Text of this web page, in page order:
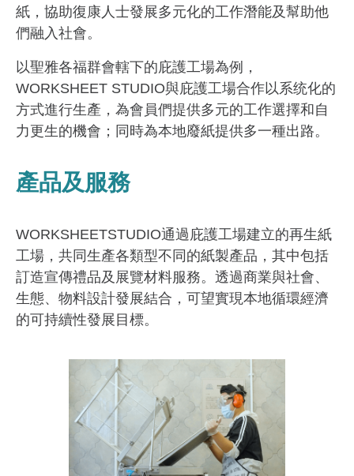
紙，協助復康人士發展多元化的工作潛能及幫助他
們融入社會。
以聖雅各福群會轄下的庇護工場為例，
WORKSHEET STUDIO與庇護工場合作以系统化的
方式進行生產，為會員們提供多元的工作選擇和自
力更生的機會；同時為本地廢紙提供多一種出路。
產品及服務
WORKSHEETSTUDIO通過庇護工場建立的再生紙
工場，共同生產各類型不同的紙製產品，其中包括
訂造宣傳禮品及展覽材料服務。透過商業與社會、
生態、物料設計發展結合，可望實現本地循環經濟
的可持續性發展目標。